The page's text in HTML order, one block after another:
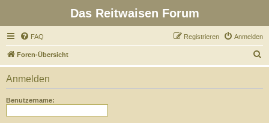
Das Reitwaisen Forum
FAQ Anmelden
Registrieren
Foren-Übersicht
u
Anmelden
Benutzername: